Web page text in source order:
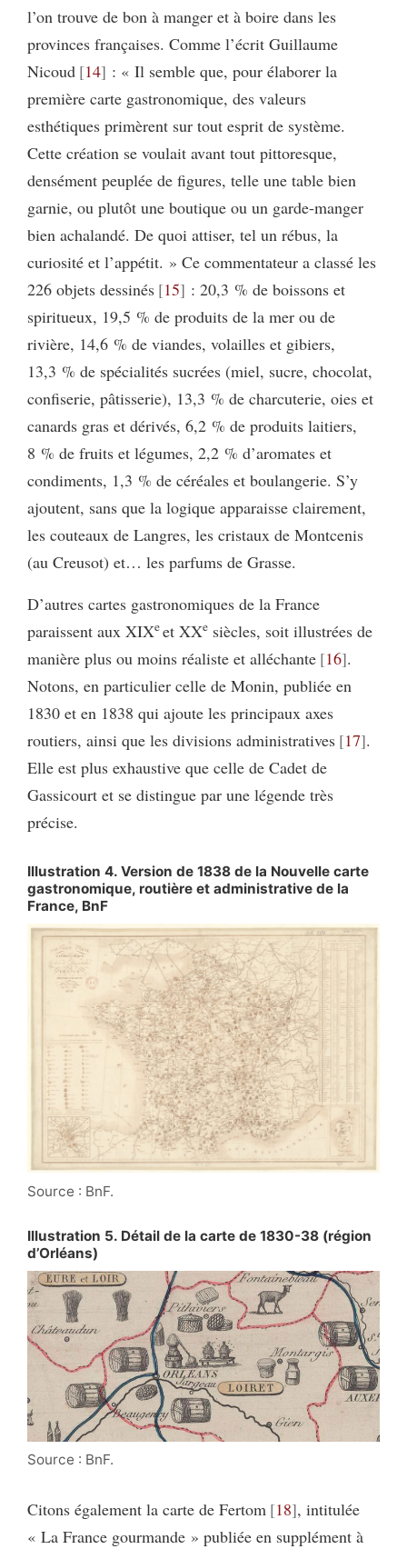
l’on trouve de bon à manger et à boire dans les
provinces françaises. Comme l’écrit Guillaume
Nicoud 14 : « Il semble que, pour élaborer la
première carte gastronomique, des valeurs
esthétiques primèrent sur tout esprit de système.
Cette création se voulait avant tout pittoresque,
densément peuplée de figures, telle une table bien
garnie, ou plutôt une boutique ou un garde-manger
bien achalandé. De quoi attiser, tel un rébus, la
curiosité et l’appétit. » Ce commentateur a classé les
226 objets dessinés 15 : 20,3 % de boissons et
spiritueux, 19,5 % de produits de la mer ou de
rivière, 14,6 % de viandes, volailles et gibiers,
13,3 % de spécialités sucrées (miel, sucre, chocolat,
confiserie, pâtisserie), 13,3 % de charcuterie, oies et
canards gras et dérivés, 6,2 % de produits laitiers,
8 % de fruits et légumes, 2,2 % d’aromates et
condiments, 1,3 % de céréales et boulangerie. S’y
ajoutent, sans que la logique apparaisse clairement,
les couteaux de Langres, les cristaux de Montcenis
(au Creusot) et… les parfums de Grasse.
D’autres cartes gastronomiques de la France
paraissent aux XIXeet XXe siècles, soit illustrées de
manière plus ou moins réaliste et alléchante 16 .
Notons, en particulier celle de Monin, publiée en
1830 et en 1838 qui ajoute les principaux axes
routiers, ainsi que les divisions administratives 17 .
Elle est plus exhaustive que celle de Cadet de
Gassicourt et se distingue par une légende très
précise.
Illustration 4. Version de 1838 de la Nouvelle carte
gastronomique, routière et administrative de la
France, BnF
Source : BnF.
Illustration 5. Détail de la carte de 1830-38 (région
d’Orléans)
Source : BnF.
Citons également la carte de Fertom 18 , intitulée
« La France gourmande » publiée en supplément à